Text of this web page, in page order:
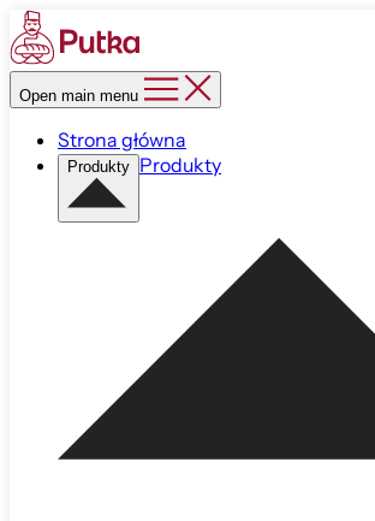
Open main menu
Strona główna
Produkty Produkty